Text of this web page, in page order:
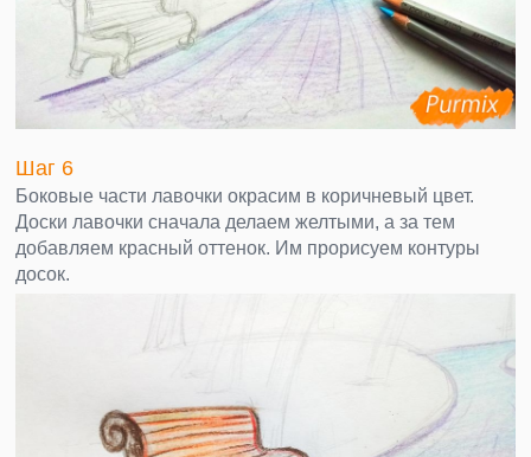
Шаг 6
Боковые части лавочки окрасим в коричневый цвет.
Доски лавочки сначала делаем желтыми, а за тем
добавляем красный оттенок. Им прорисуем контуры
досок.